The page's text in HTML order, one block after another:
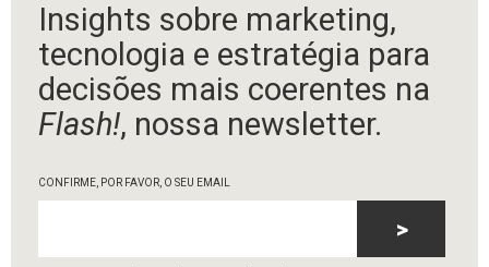
Insights sobre marketing,
tecnologia e estratégia para
decisões mais coerentes na
Flash!, nossa newsletter.
CONFIRME, POR FAVOR, O SEU EMAIL
>